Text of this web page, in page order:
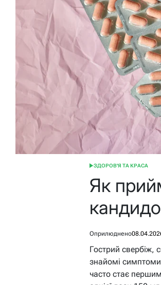
ОПУБЛІКУВАТИ
ЗДОРОВ'Я ТА КРАСА
Як
Оприлюднено
Гострий свербіж,
знайомі
часто стає